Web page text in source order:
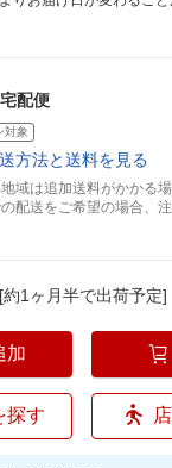
配便
対象
方法と送料を見る
域は追加送料がかかる場
配送をご希望の場合、
1ヶ月半で出荷予定]
加
探す